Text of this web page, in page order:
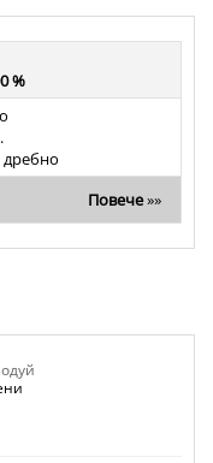
%
Повече»»